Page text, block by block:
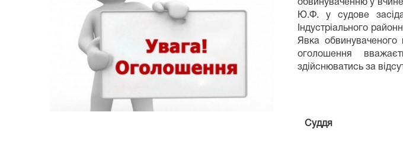
обвинуваченню у
Ю.Ф. у судове
Індустріального
Явка обвинуваченого
оголошення
здійснюватись за
Суддя